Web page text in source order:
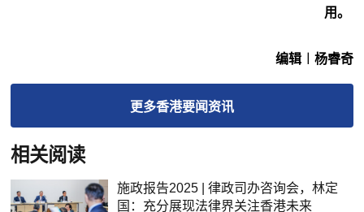
用。
编辑︱杨睿奇
更多香港要闻资讯
相关阅读
施政报告2025 | 律政司办咨询会，林定
国：充分展现法律界关注香港未来